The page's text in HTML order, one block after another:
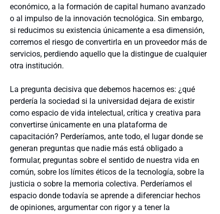
económico, a la formación de capital humano avanzado
o al impulso de la innovación tecnológica. Sin embargo,
si reducimos su existencia únicamente a esa dimensión,
corremos el riesgo de convertirla en un proveedor más de
servicios, perdiendo aquello que la distingue de cualquier
otra institución.
La pregunta decisiva que debemos hacernos es: ¿qué
perdería la sociedad si la universidad dejara de existir
como espacio de vida intelectual, crítica y creativa para
convertirse únicamente en una plataforma de
capacitación? Perderíamos, ante todo, el lugar donde se
generan preguntas que nadie más está obligado a
formular, preguntas sobre el sentido de nuestra vida en
común, sobre los límites éticos de la tecnología, sobre la
justicia o sobre la memoria colectiva. Perderíamos el
espacio donde todavía se aprende a diferenciar hechos
de opiniones, argumentar con rigor y a tener la